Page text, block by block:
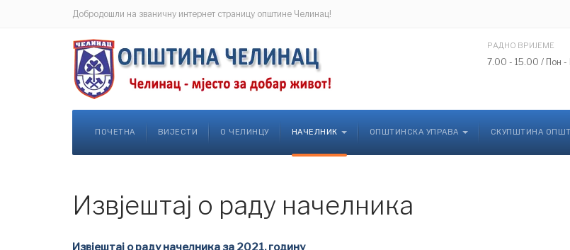
Добродошли на званичну интернет страницу општине Челинац!
РАДНО ВРИЈЕМЕ
7.00 - 15.00 / Пон -
ПОЧЕТНА ВИЈЕСТИ О ЧЕЛИНЦУ НАЧЕЛНИК ОПШТИНСКА УПРАВА СКУПШТИНА
Извјештај о раду начелника
Извјештај о раду начелника за 2021. годину